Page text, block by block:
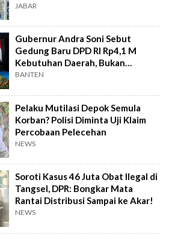
JABAR
Gubernur Andra Soni Sebut
Gedung Baru DPD RI Rp4,1 M
Kebutuhan Daerah, Bukan
Senator
BANTEN
Pelaku Mutilasi Depok Semula
Korban? Polisi Diminta Uji Klaim
Percobaan Pelecehan
NEWS
Soroti Kasus 46 Juta Obat Ilegal di
Tangsel, DPR: Bongkar Mata
Rantai Distribusi Sampai ke Akar!
NEWS